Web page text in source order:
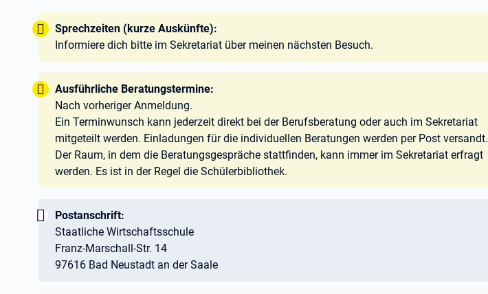
Tipp:
Sprechzeiten (kurze Auskünfte):
Informiere dich bitte im Sekretariat über meinen nächsten Besuch.
Tipp:
Ausführliche Beratungstermine:
Nach vorheriger Anmeldung.
Ein Terminwunsch kann jederzeit direkt bei der Berufsberatung oder auch im Sekretariat
mitgeteilt werden. Einladungen für die individuellen Beratungen werden per Post versandt.
Der Raum, in dem die Beratungsgespräche stattfinden, kann immer im Sekretariat erfragt
werden. Es ist in der Regel die Schülerbibliothek.
Wichtig:
Postanschrift:
Staatliche Wirtschaftsschule
Franz-Marschall-Str. 14
97616 Bad Neustadt an der Saale